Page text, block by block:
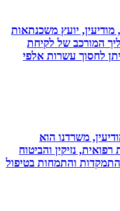
יועץ משכנתאות
של לקיחת
עשרות אלפי
משרדנו הוא
נזיקין והביטוח
והתמחות בטיפול